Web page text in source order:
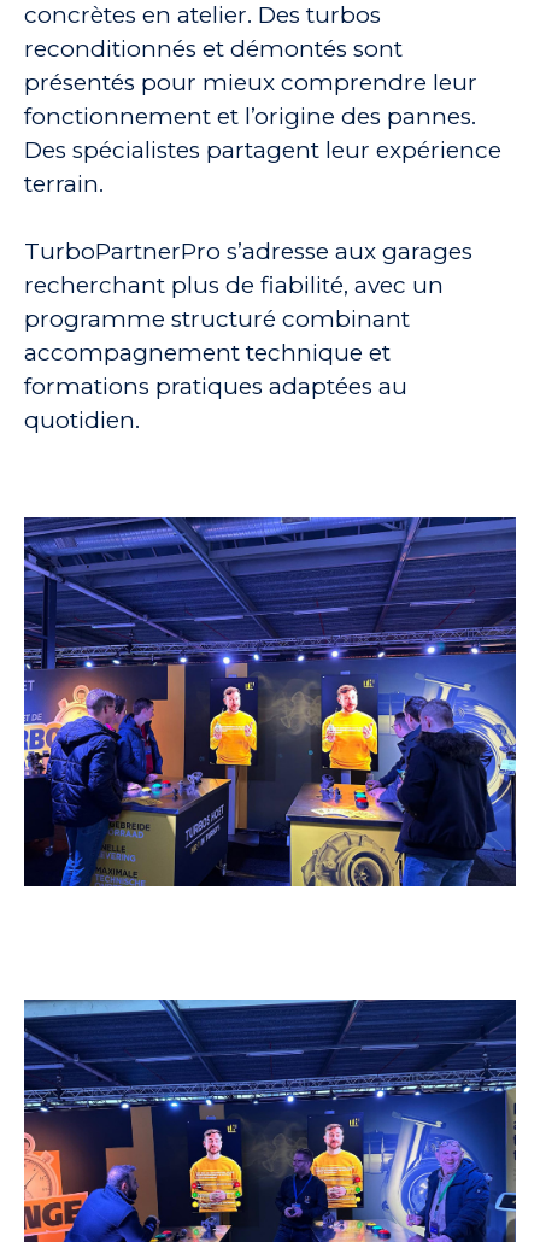
concrètes en atelier. Des turbos
reconditionnés et démontés sont
présentés pour mieux comprendre leur
fonctionnement et l’origine des pannes.
Des spécialistes partagent leur expérience
terrain.
TurboPartnerPro s’adresse aux garages
recherchant plus de fiabilité, avec un
programme structuré combinant
accompagnement technique et
formations pratiques adaptées au
quotidien.